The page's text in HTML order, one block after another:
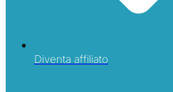
Diventa affiliato